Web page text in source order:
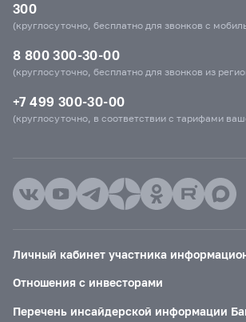
300
(круглосуточно, бесплатно для звонков с
8 800 300-30-00
(круглосуточно, бесплатно для звонков из
+7 499 300-30-00
(круглосуточно, в соответствии с тарифами
Личный кабинет участника
Отношения с инвесторами
Перечень инсайдерской информации